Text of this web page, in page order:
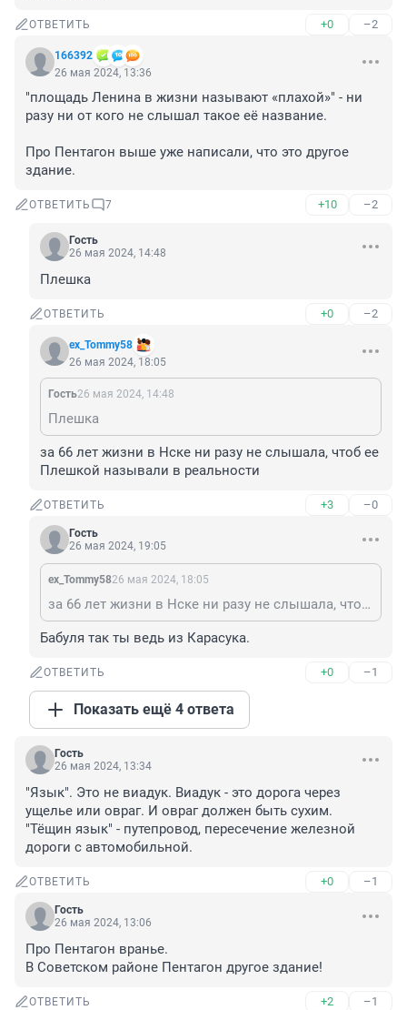
ОТВЕТИТЬ +0 –2
166392
26 мая 2024, 13:36
"площадь Ленина в жизни называют «плахой»" - ни
разу ни от кого не слышал такое её название.
Про Пентагон выше уже написали, что это другое
здание.
ОТВЕТИТЬ 7 +10 –2
Гость
26 мая 2024, 14:48
Плешка
ОТВЕТИТЬ +0 –2
ex_Tommy58
26 мая 2024, 18:05
Гость26 мая 2024, 14:48
Плешка
за 66 лет жизни в Нске ни разу не слышала, чтоб ее
Плешкой называли в реальности
ОТВЕТИТЬ +3 –0
Гость
26 мая 2024, 19:05
ex_Tommy5826 мая 2024, 18:05
за 66 лет жизни в Нске ни разу не слышала, чтоб ее Плешкой называли в реальности
Бабуля так ты ведь из Карасука.
ОТВЕТИТЬ +0 –1
Показать ещё 4 ответа
Гость
26 мая 2024, 13:34
"Язык". Это не виадук. Виадук - это дорога через
ущелье или овраг. И овраг должен быть сухим.
"Тёщин язык" - путепровод, пересечение железной
дороги с автомобильной.
ОТВЕТИТЬ +0 –1
Гость
26 мая 2024, 13:06
Про Пентагон вранье.
В Советском районе Пентагон другое здание!
ОТВЕТИТЬ +2 –1